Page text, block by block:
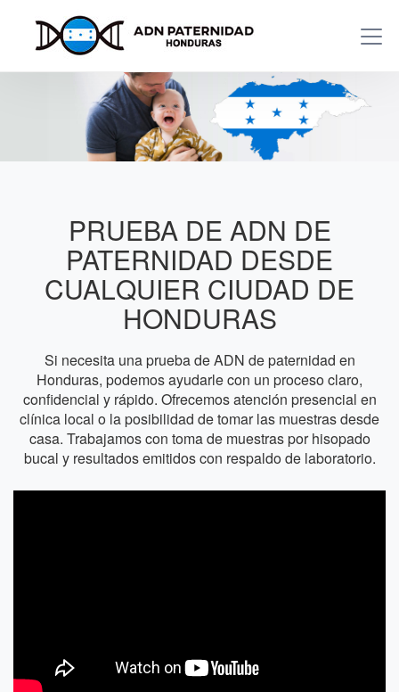
PRUEBA DE ADN DE
PATERNIDAD DESDE
CUALQUIER CIUDAD DE
HONDURAS
Si necesita una prueba de ADN de paternidad en
Honduras, podemos ayudarle con un proceso claro,
confidencial y rápido. Ofrecemos atención presencial en
clínica local o la posibilidad de tomar las muestras desde
casa. Trabajamos con toma de muestras por hisopado
bucal y resultados emitidos con respaldo de laboratorio.